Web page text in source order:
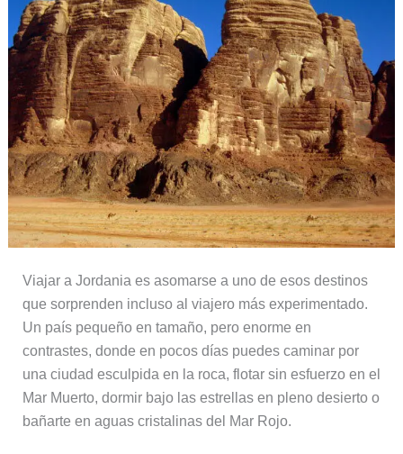
Viajar a Jordania es asomarse a uno de esos destinos
que sorprenden incluso al viajero más experimentado.
Un país pequeño en tamaño, pero enorme en
contrastes, donde en pocos días puedes caminar por
una ciudad esculpida en la roca, flotar sin esfuerzo en el
Mar Muerto, dormir bajo las estrellas en pleno desierto o
bañarte en aguas cristalinas del Mar Rojo.